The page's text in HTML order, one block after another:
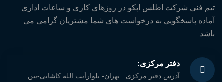
تیم فنی شرکت اطلس اپکو در روزهای کاری و ساعات اداری
آماده پاسخگویی به درخواست های شما مشتریان گرامی می
باشد
دفتر مرکزی:
آدرس دفتر مركزی : تهران- بلوارآيت الله كاشانی-بين